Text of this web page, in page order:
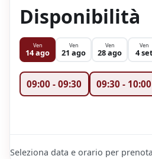
Disponibilità
Ven
14 ago
Ven
21 ago
Ven
28 ago
Ven
4
09:00 -09:30 09:30 - 10:00
Seleziona data e orario per